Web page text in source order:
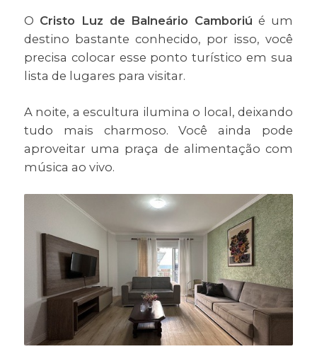
O Cristo Luz de Balneário Camboriú é um
destino bastante conhecido, por isso, você
precisa colocar esse ponto turístico em sua
lista de lugares para visitar.
A noite, a escultura ilumina o local, deixando
tudo mais charmoso. Você ainda pode
aproveitar uma praça de alimentação com
música ao vivo.